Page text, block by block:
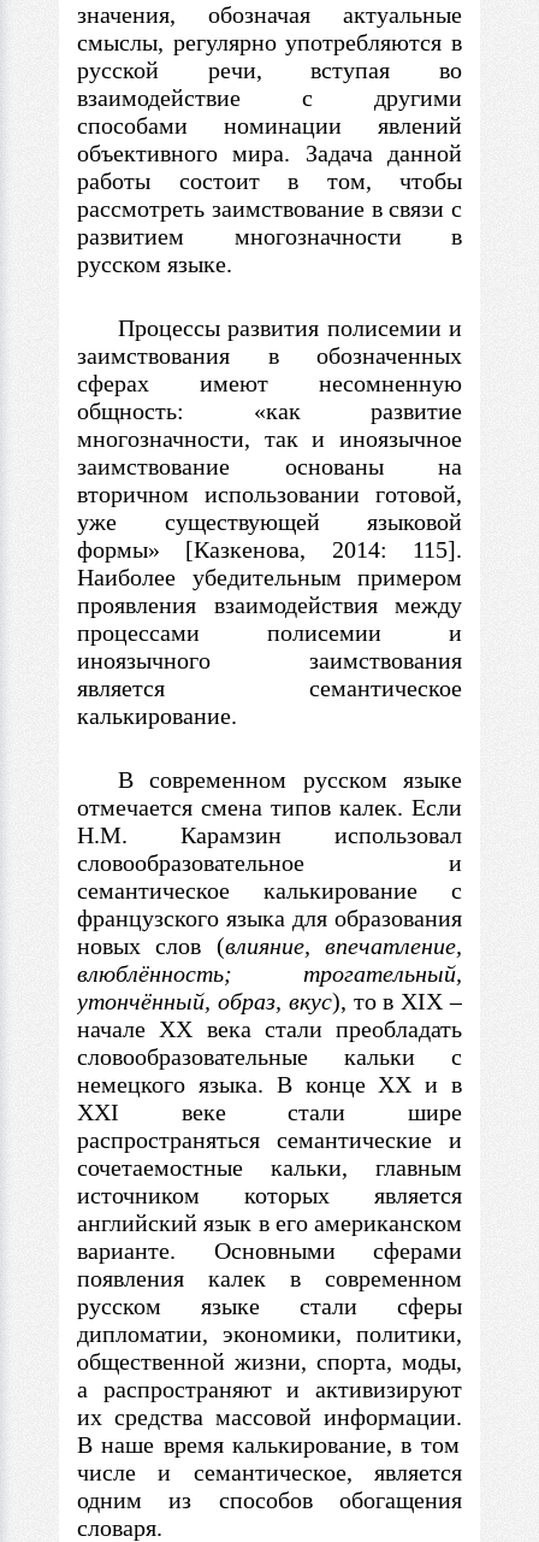
значения, обозначая актуальные
смыслы, регулярно употребляются в
русской речи, вступая во
взаимодействие с другими
способами номинации явлений
объективного мира. Задача данной
работы состоитв
том, чтобы
рассмотреть заимствованиевсвязи с
развитием многозначностив
русском языке.
Процессы развития полисемии и
заимствования в обозначенных
сферах имеют несомненную
общность: «как развитие
многозначности, так и иноязычное
заимствование основаны на
вторичном использовании готовой,
уже существующей языковой
формы» [Казкенова, 2014: 115].
Наиболее убедительным примером
проявления взаимодействия между
процессами полисемии и
иноязычного заимствования
является семантическое
калькирование.
В современном русском языке
отмечается смена типов калек. Если
Н.М. Карамзин использовал
словообразовательное и
семантическое калькирование с
французского языка для образования
новых слов (влияние, впечатление,
влюблённость; трогательный,
утончённый, образ, вкус), тов XIX –
начале XX века стали преобладать
словообразовательные кальки с
немецкого языка. В конце XX и в
XXI веке стали шире
распространяться семантические и
сочетаемостные кальки, главным
источником которых является
английский язык в его американском
варианте. Основными сферами
появления калек в современном
русском языке стали сферы
дипломатии, экономики, политики,
общественной жизни, спорта, моды,
а распространяют и активизируют
их средства массовой информации.
В наше время калькирование, в том
числе и семантическое, является
одним из способов обогащения
словаря.